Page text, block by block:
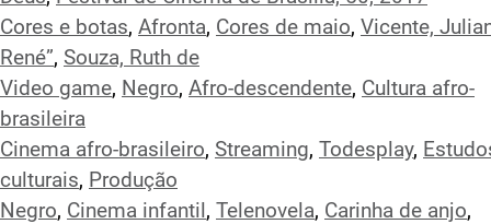
Cores e botas, Afronta, Cores de maio, Vicente,
René”, Souza, Ruth de
Video game, Negro, Afro-descendente, Cultura afro-
brasileira
Cinema afro-brasileiro, Streaming, Todesplay,
culturais, Produção
Negro, Cinema infantil , Telenovela, Carinha de anjo,